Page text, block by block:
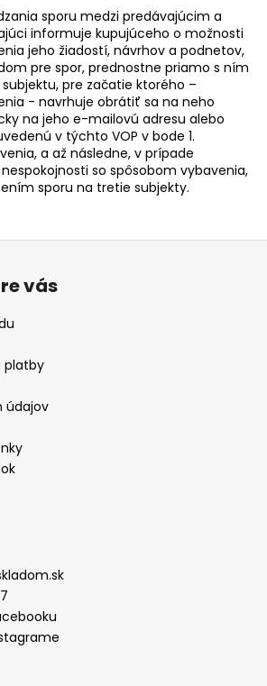
sporu medzi predávajúcim a
informuje kupujúceho o možnosti
jeho žiadostí, návrhov a podnetov,
pre spor, prednostne priamo s ním
pre začatie ktorého –
- navrhuje obrátiť sa na neho
na jeho e-mailovú adresu alebo
v týchto VOP v bode 1.
, a až následne, v prípade
so spôsobom vybavenia,
sporu na tretie subjekty.
vás
platby
údajov